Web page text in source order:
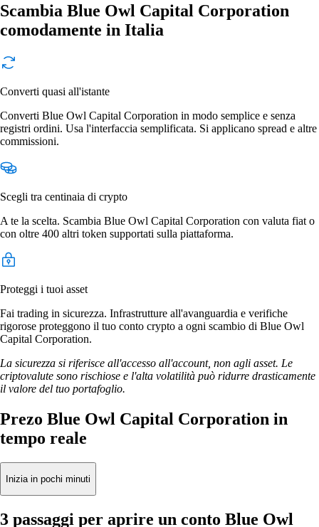
Scambia Blue Owl Capital Corporation
comodamente in Italia
Converti quasi all'istante
Converti Blue Owl Capital Corporation in modo semplice e senza
registri ordini. Usa l'interfaccia semplificata. Si applicano spread e altre
commissioni.
Scegli tra centinaia di crypto
A te la scelta. Scambia Blue Owl Capital Corporation con valuta fiat o
con oltre 400 altri token supportati sulla piattaforma.
Proteggi i tuoi asset
Fai trading in sicurezza. Infrastrutture all'avanguardia e verifiche
rigorose proteggono il tuo conto crypto a ogni scambio di Blue Owl
Capital Corporation.
La sicurezza si riferisce all'accesso all'account, non agli asset. Le
criptovalute sono rischiose e l'alta volatilità può ridurre drasticamente
il valore del tuo portafoglio.
Prezo Blue Owl Capital Corporation in
tempo reale
Inizia in pochi minuti
3 passaggi per aprire un conto Blue Owl